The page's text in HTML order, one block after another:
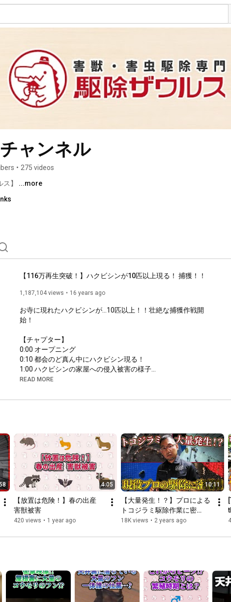
ャンネル
• 275 videos
】 ...more
【116万再生突破！】ハクビシンが10匹以上現る！ 捕獲！！
1,187,104 views 16 years ago
お寺に現れたハクビシンが…10匹以上！！壮絶な捕獲作戦開
始！
0:00
0:10
1:00
1:58
4:20
6:18
6:34
6:46
7:25
駆除作業完了
◆❖◇◇❖◆◆❖◇◇❖◆◆❖◇◇❖
https://www.youtube.com/user/AAAmaint...
◆❖◇◇❖◆◆❖◇◇❖◆◆❖◇◇❖
/／
コウモリ、ネズミ、トコジラミ、シロアリなど
あらゆる害獣・害虫被害を解決できます！
害獣・害虫の弱点を熟知した社員がどんな被害にも対処。
READ MORE
4:05
【放置は危険！】春の出産
害獣被害
420 views • 1 year ago
10:11
【大量発生！？】プロによる
トコジラミ駆除作業に密
着！！
18K views • 2 years ago